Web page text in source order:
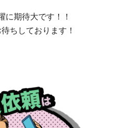
に期待大です！！
ちしております！